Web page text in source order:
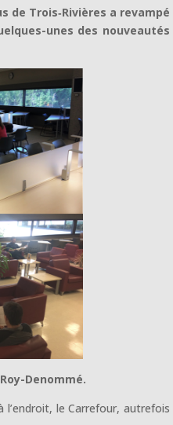
de Trois‑Rivières a revampé
unes des nouveautés
Denommé.
l’endroit, le Carrefour, autrefois